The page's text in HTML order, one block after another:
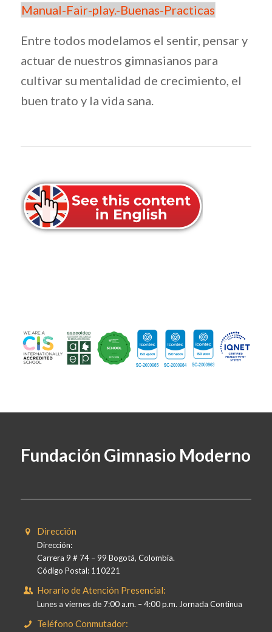
Manual-Fair-play.-Buenas-Practicas
Entre todos modelamos el sentir, pensar y
actuar de nuestros gimnasianos para
cultivar su mentalidad de crecimiento, el
buen trato y la vida sana.
Fundación Gimnasio Moderno
Dirección
Dirección:
Carrera 9 # 74 – 99 Bogotá, Colombia.
Código Postal: 110221
Horario de Atención Presencial:
Lunes a viernes de 7:00 a.m. – 4:00 p.m. Jornada Continua
Teléfono Conmutador: